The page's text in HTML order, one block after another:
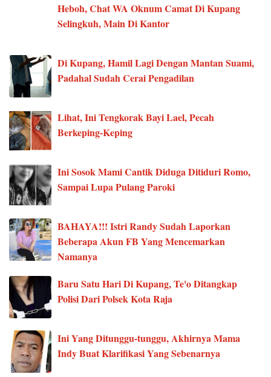
Heboh, Chat WA Oknum Camat Di Kupang
Selingkuh, Main Di Kantor
Di Kupang, Hamil Lagi Dengan Mantan Suami,
Padahal Sudah Cerai Pengadilan
Lihat, Ini Tengkorak Bayi Lael, Pecah
Berkeping-Keping
Ini Sosok Mami Cantik Diduga Ditiduri Romo,
Sampai Lupa Pulang Paroki
BAHAYA!!! Istri Randy Sudah Laporkan
Beberapa Akun FB Yang Mencemarkan
Namanya
Baru Satu Hari Di Kupang, Te'o Ditangkap
Polisi Dari Polsek Kota Raja
Ini Yang Ditunggu-tunggu, Akhirnya Mama
Indy Buat Klarifikasi Yang Sebenarnya